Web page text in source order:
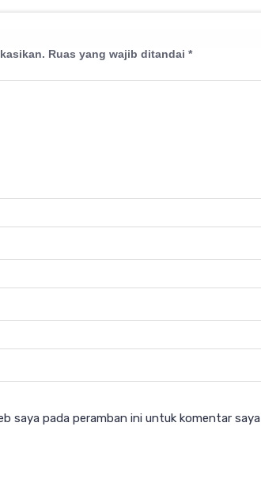
Ruas yang wajib ditandai *
saya pada peramban ini untuk komentar saya